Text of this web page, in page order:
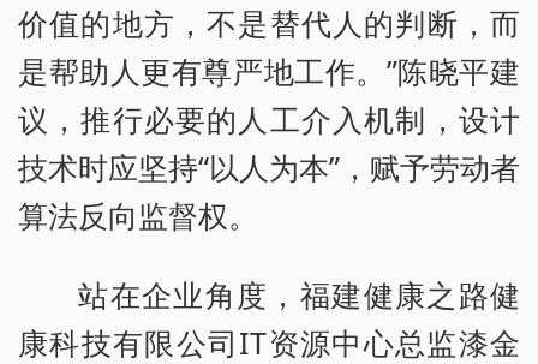
价值的地方，不是替代人的判断，而
是帮助人更有尊严地工作。”陈晓平建
议，推行必要的人工介入机制，设计
技术时应坚持“以人为本”，赋予劳动者
算法反向监督权。
站在企业角度，福建健康之路健
康科技有限公司IT资源中心总监漆金